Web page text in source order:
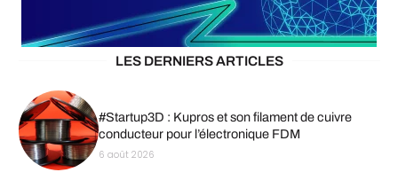
LES DERNIERS ARTICLES
#Startup3D : Kupros et son filament de cuivre
conducteur pour l’électronique FDM
6 août 2026